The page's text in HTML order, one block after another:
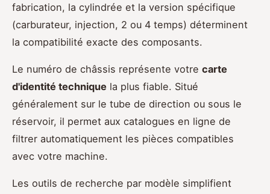
fabrication, la cylindrée et la version spécifique
(carburateur, injection, 2 ou 4 temps) déterminent
la compatibilité exacte des composants.
Le numéro de châssis représente votre carte
d'identité technique la plus fiable. Situé
généralement sur le tube de direction ou sous le
réservoir, il permet aux catalogues en ligne de
filtrer automatiquement les pièces compatibles
avec votre machine.
Les outils de recherche par modèle simplifient